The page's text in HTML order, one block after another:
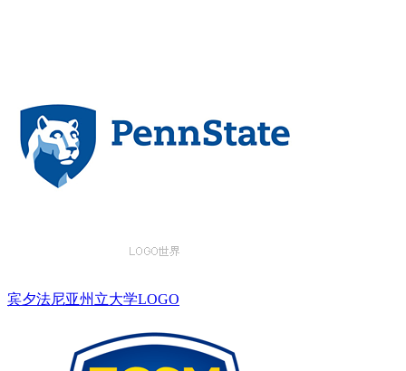
宾夕法尼亚州立大学LOGO